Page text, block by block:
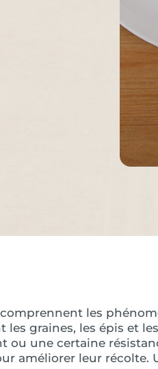
les
graines, les épis et
ou une certaine
améliorer leur récolte.